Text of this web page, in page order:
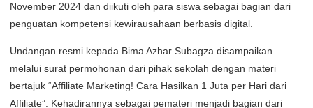
November 2024 dan diikuti oleh para siswa sebagai bagian dari
penguatan kompetensi kewirausahaan berbasis digital.
Undangan resmi kepada Bima Azhar Subagza disampaikan
melalui surat permohonan dari pihak sekolah dengan materi
bertajuk “Affiliate Marketing! Cara Hasilkan 1 Juta per Hari dari
Affiliate”. Kehadirannya sebagai pemateri menjadi bagian dari